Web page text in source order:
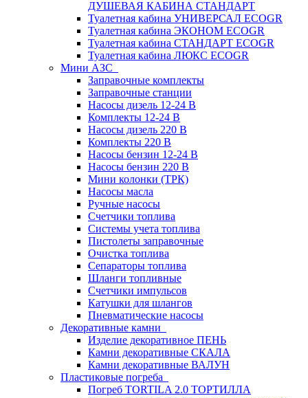
ДУШЕВАЯ КАБИНА СТАНДАРТ
Туалетная кабина УНИВЕРСАЛ ECOGR
Туалетная кабина ЭКОНОМ ECOGR
Туалетная кабина СТАНДАРТ ECOGR
Туалетная кабина ЛЮКС ECOGR
Мини АЗС
Заправочные комплекты
Заправочные станции
Насосы дизель 12-24 В
Комплекты 12-24 В
Насосы дизель 220 В
Комплекты 220 В
Насосы бензин 12-24 В
Насосы бензин 220 В
Мини колонки (ТРК)
Насосы масла
Ручные насосы
Счетчики топлива
Системы учета топлива
Пистолеты заправочные
Очистка топлива
Сепараторы топлива
Шланги топливные
Счетчики импульсов
Катушки для шлангов
Пневматические насосы
Декоративные камни
Изделие декоративное ПЕНЬ
Камни декоративные СКАЛА
Камни декоративные ВАЛУН
Пластиковые погреба
Погреб TORTILA 2.0 ТОРТИЛЛА